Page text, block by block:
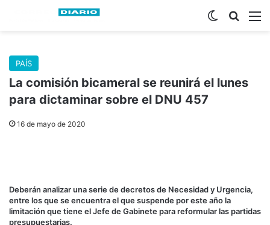
Buscar
Switch skin
PAÍS
La comisión bicameral se reunirá el lunes
para dictaminar sobre el DNU 457
16 de mayo de 2020
Deberán analizar una serie de decretos de Necesidad y Urgencia,
entre los que se encuentra el que suspende por este año la
limitación que tiene el Jefe de Gabinete para reformular las partidas
presupuestarias.